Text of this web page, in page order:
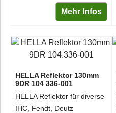
Mehr Infos
HELLA Reflektor 130mm
9DR 104 336-001
HELLA Reflektor für diverse
IHC, Fendt, Deutz